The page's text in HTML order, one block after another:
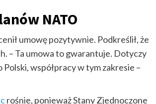
NATO
umowę pozytywnie. Podkreślił, że
– Ta umowa to gwarantuje. Dotyczy
współpracy w tym zakresie –
rośnie, ponieważ Stany Zjednoczone